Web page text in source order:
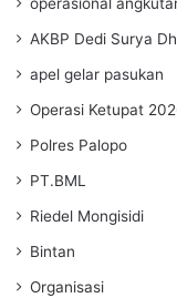
AKBP Dedi Surya
apel gelar pasukan
Operasi Ketupat
Polres Palopo
PT.BML
Riedel Mongisidi
Bintan
Organisasi